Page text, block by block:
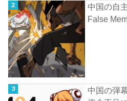
中国の自
False
中国の弾